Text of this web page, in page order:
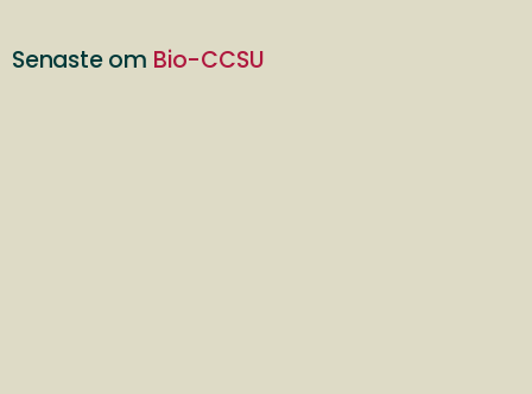
Senaste om Bio-CCSU